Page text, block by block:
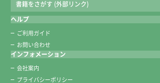
水含みのよいなめらかな筆先。
セットされています。
によって、セット内容が変わる場合があります。
書籍をさがす (外部リンク)
ヘルプ
ご利用ガイド
お問い合わせ
インフォメーション
会社案内
プライバシーポリシー